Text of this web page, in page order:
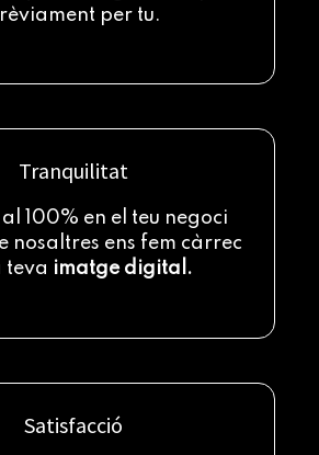
per tu.
Tranquilitat
100% en el teu negoci
nosaltres ens fem càrrec
teva imatge digital.
Satisfacció